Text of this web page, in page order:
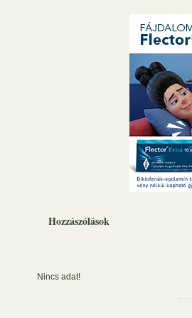
Hozzászólások
Nincs adat!